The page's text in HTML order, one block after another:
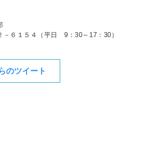
－６１５４（平日 9：30～17：30）
のツイート